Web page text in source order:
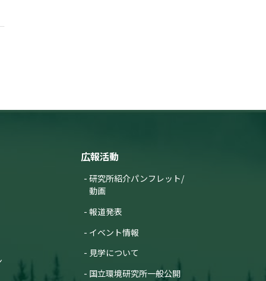
広報活動
研究所紹介パンフレット/
動画
報道発表
イベント情報
見学について
国立環境研究所一般公開